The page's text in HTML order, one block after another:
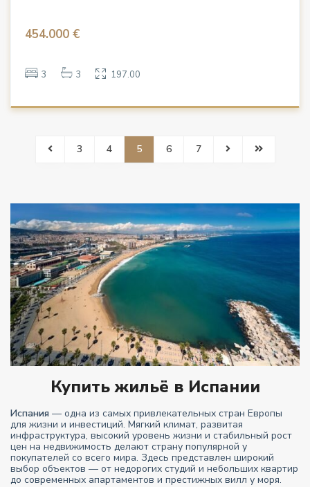
454.000 €
3 3 197.00
3 4 5 6 7
Купить жильё в Испании
Испания — одна из самых привлекательных стран Европы
для жизни и инвестиций. Мягкий климат, развитая
инфраструктура, высокий уровень жизни и стабильный рост
цен на недвижимость делают страну популярной у
покупателей со всего мира. Здесь представлен широкий
выбор объектов — от недорогих студий и небольших квартир
до современных апартаментов и престижных вилл у моря.